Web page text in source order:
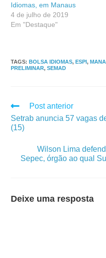
Idiomas, em Manaus
4 de julho de 2019
Em "Destaque"
TAGS:BOLSA IDIOMAS, ESPI,
PRELIMINAR, SEMAD
Post anterior
Setrab anuncia 57 vagas
(15)
Wilson Lima
Sepec, órgão ao qual
Deixe uma resposta